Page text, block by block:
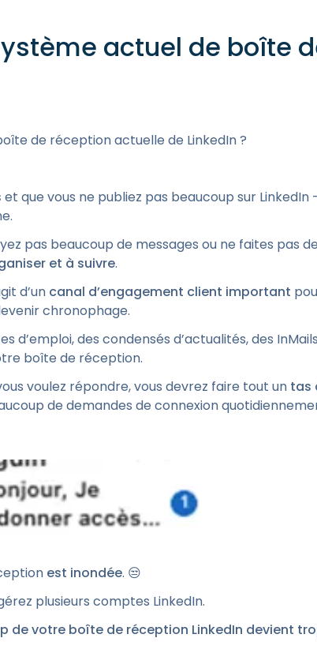
actuel de boîte
de réception actuelle de LinkedIn ?
et que vous ne publiez pas beaucoup sur LinkedIn
pas beaucoup de messages ou ne faites pas
et à suivre.
d’un canal d’engagement client important
chronophage.
d’emploi, des condensés d’actualités, des
boîte de réception.
voulez répondre, vous devrez faire tout un tas
de demandes de connexion
est inondée. 😒
plusieurs comptes LinkedIn.
de votre boîte de réception LinkedIn devient